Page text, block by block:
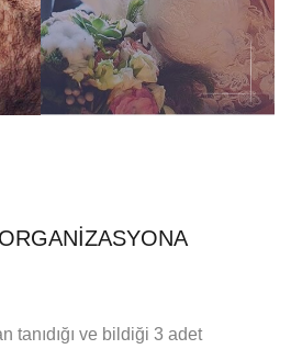
tanıdığı ve bildiği 3 adet